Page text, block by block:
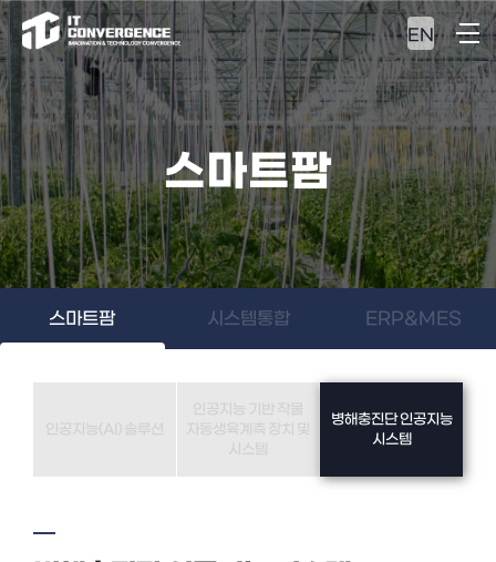
EN
스마트팜
스마트팜 시스템통합 ERP&MES
병해충진단 인공지능
시스템